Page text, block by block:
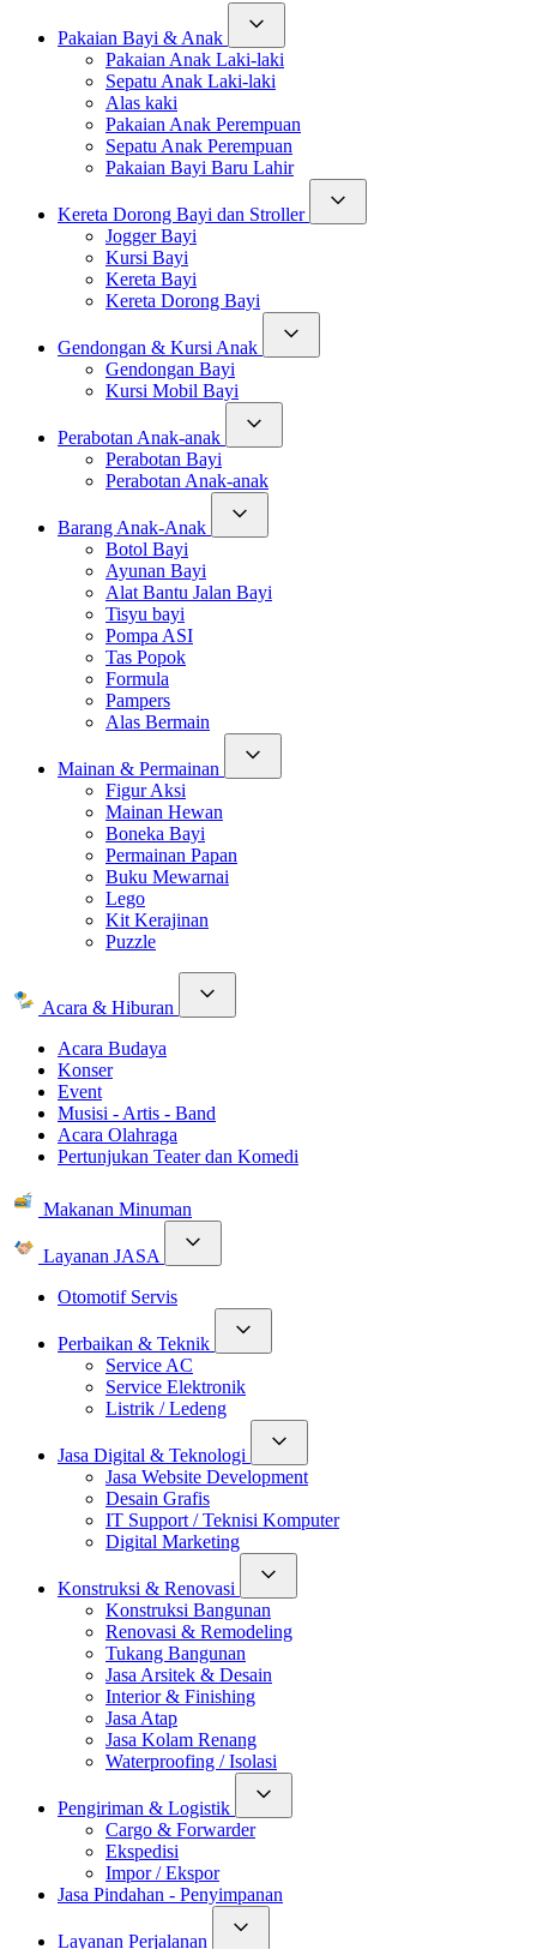
Pakaian Bayi & Anak
Pakaian Anak Laki-laki
Sepatu Anak Laki-laki
Alas kaki
Pakaian Anak Perempuan
Sepatu Anak Perempuan
Pakaian Bayi Baru Lahir
Kereta Dorong Bayi dan Stroller
Jogger Bayi
Kursi Bayi
Kereta Bayi
Kereta Dorong Bayi
Gendongan & Kursi Anak
Gendongan Bayi
Kursi Mobil Bayi
Perabotan Anak-anak
Perabotan Bayi
Perabotan Anak-anak
Barang Anak-Anak
Botol Bayi
Ayunan Bayi
Alat Bantu Jalan Bayi
Tisyu bayi
Pompa ASI
Tas Popok
Formula
Pampers
Alas Bermain
Mainan & Permainan
Figur Aksi
Mainan Hewan
Boneka Bayi
Permainan Papan
Buku Mewarnai
Lego
Kit Kerajinan
Puzzle
Acara & Hiburan
Acara Budaya
Konser
Event
Musisi - Artis - Band
Acara Olahraga
Pertunjukan Teater dan Komedi
Makanan Minuman
Layanan JASA
Otomotif Servis
Perbaikan & Teknik
Service AC
Service Elektronik
Listrik / Ledeng
Jasa Digital & Teknologi
Jasa Website Development
Desain Grafis
IT Support / Teknisi Komputer
Digital Marketing
Konstruksi & Renovasi
Konstruksi Bangunan
Renovasi & Remodeling
Tukang Bangunan
Jasa Arsitek & Desain
Interior & Finishing
Jasa Atap
Jasa Kolam Renang
Waterproofing / Isolasi
Pengiriman & Logistik
Cargo & Forwarder
Ekspedisi
Impor / Ekspor
Jasa Pindahan - Penyimpanan
Layanan Perjalanan